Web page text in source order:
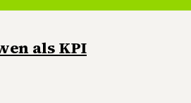
als KPI